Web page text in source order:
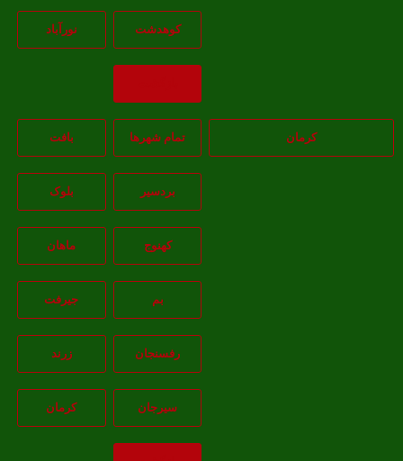
کوهدشت نورآباد
کرمان تمام شهر‌ها
بردسیر
کهنوج ماهان
جيرفت
رفسنجان
سيرجان کرمان